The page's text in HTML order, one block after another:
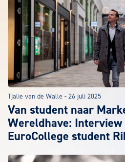
Tjalie van de Walle - 26 juli 2025
Van student naar
Wereldhave: Interview
EuroCollege student